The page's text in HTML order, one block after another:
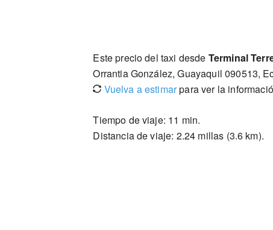
Este precio del taxi desde Terminal
Orrantia González, Guayaquil 090513,
Vuelva a estimarpara ver la
Tiempo de viaje: 11 min.
Distancia de viaje: 2.24 millas (3.6 km).